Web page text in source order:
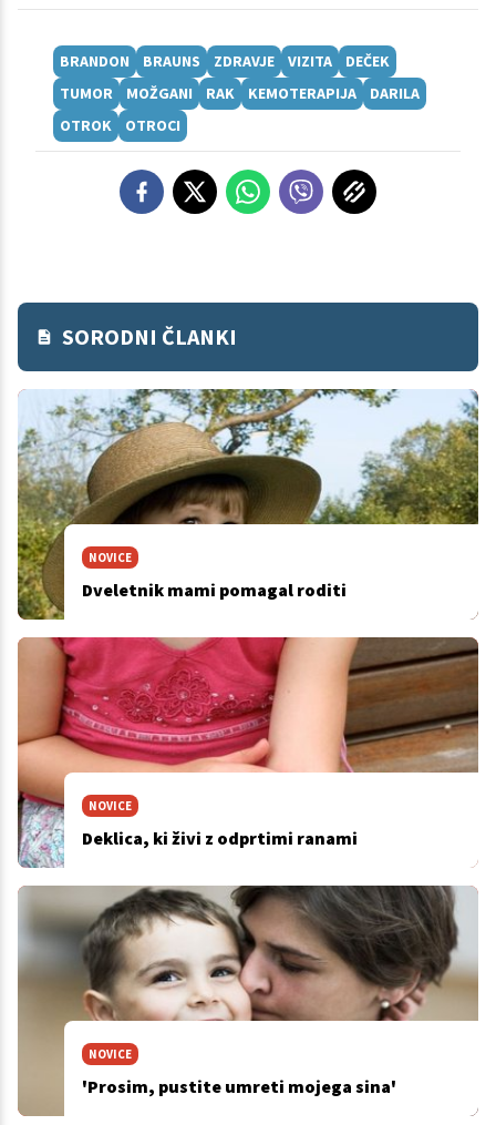
BRANDON BRAUNS ZDRAVJE VIZITA
DEČEK
TUMOR
MOŽGANI RAK KEMOTERAPIJA
DARILA
OTROK
OTROCI
SORODNI ČLANKI
NOVICE
Dveletnik mami pomagal roditi
NOVICE
Deklica, ki živi z odprtimi ranami
NOVICE
'Prosim, pustite umreti mojega sina'